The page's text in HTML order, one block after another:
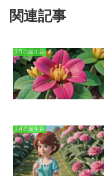
関連記事
7月の誕生花
7月の誕生花